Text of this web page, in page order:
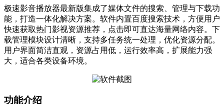
极速影音播放器最新版集成了媒体文件的搜索、管理与下载功
能，打造一体化解决方案。软件内置百度搜索技术，方便用户
快速获取热门影视资源推荐，点击即可直达海量网络内容。下
载管理模块设计清晰，支持多任务统一处理，优化资源分配。
用户界面简洁直观，资源占用低，运行效率高，扩展能力强
大，适合各类设备环境。
功能介绍